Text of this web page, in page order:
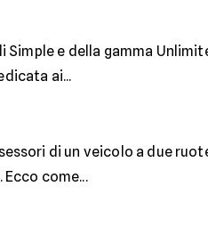
e della gamma
ai...
di un veicolo a due
come...